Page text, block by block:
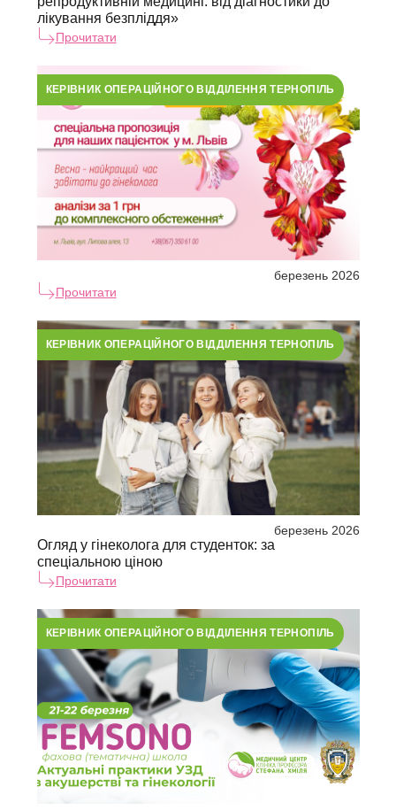
лікування безпліддя»
Прочитати
КЕРІВНИК ОПЕРАЦІЙНОГО ВІДДІЛЕННЯ ТЕРНОПІЛЬ
березень 2026
Прочитати
КЕРІВНИК ОПЕРАЦІЙНОГО ВІДДІЛЕННЯ ТЕРНОПІЛЬ
березень 2026
Огляд у гінеколога для студенток: за
спеціальною ціною
Прочитати
КЕРІВНИК ОПЕРАЦІЙНОГО ВІДДІЛЕННЯ ТЕРНОПІЛЬ